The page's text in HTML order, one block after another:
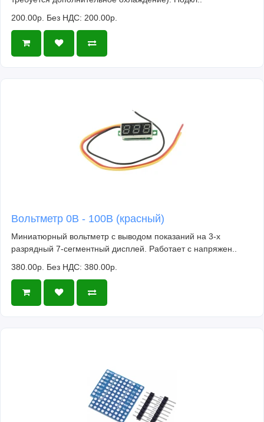
200.00р. Без НДС: 200.00р.
Вольтметр 0В - 100В (красный)
Миниатюрный вольтметр с выводом показаний на 3-х
разрядный 7-сегментный дисплей. Работает с напряжен..
380.00р. Без НДС: 380.00р.